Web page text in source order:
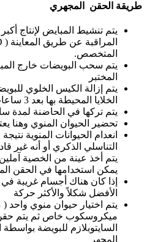
طريقة الحقن المجهري
يتم تنشيط المبايض لإنتاج
المتخصص.
يتم سحب البويضات خارج
المختبر
يتم إزالة الكيس الخلوي
الخلايا المحيطة بها بعد 3 ساعات من سحب البويضة).
يتم تركها في الحاضنة لمدة
تحضير الحيوان المنوي وهنا
انعدام الحيوانات المنوية
التناسلي الذكري أو أنه غير
يتم أخذ عينة من الخصية
يمكن استخدامها في الحقن
إذا كان هناك أجسام غريبة في
الأفضل شكلاً والأكثر حركة
يتم اختيار حيوان منوي واحد
ميكروسكوب خاص ثم يتم حقن
السايتوبلازم للبويضة
المجهر